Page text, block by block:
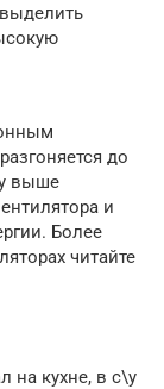
до
выше
и
Более
читайте
на кухне, в с\у